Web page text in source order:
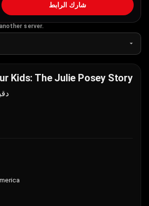
شارك الرابط
server.
Kids: The Julie Posey Story